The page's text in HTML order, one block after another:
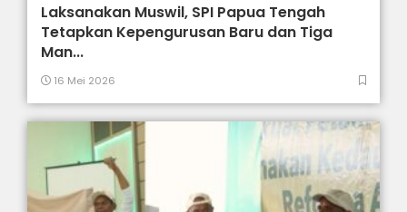
Laksanakan Muswil, SPI Papua Tengah
Tetapkan Kepengurusan Baru dan Tiga
Man...
16 Mei 2026